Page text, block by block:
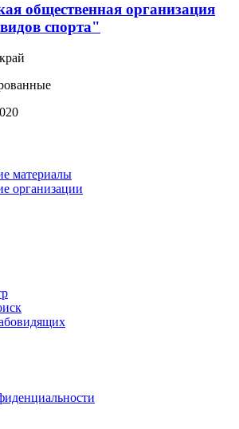
общественная организация
спорта"
материалы
организации